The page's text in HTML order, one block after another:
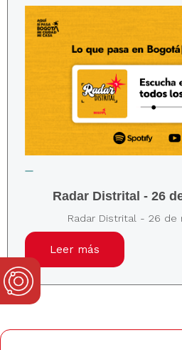
Radar Distrital - 26
Radar Distrital - 26 de
Leer más